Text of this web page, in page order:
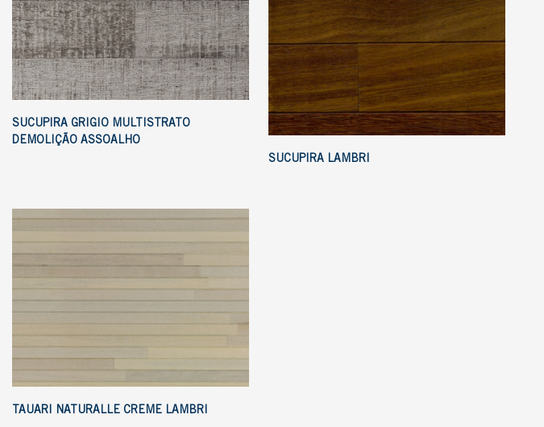
SUCUPIRA GRIGIO MULTISTRATO
DEMOLIÇÃO ASSOALHO
SUCUPIRA LAMBRI
TAUARI NATURALLE CREME LAMBRI